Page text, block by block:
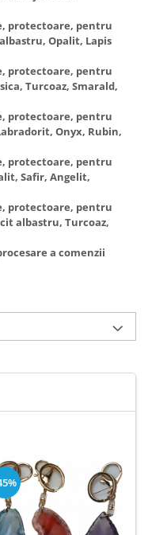
protectoare, pentru
Opalit, Lapis
protectoare, pentru
Turcoaz, Smarald,
protectoare, pentru
Onyx, Rubin,
protectoare, pentru
Safir, Angelit,
protectoare, pentru
albastru, Turcoaz,
a comenzii